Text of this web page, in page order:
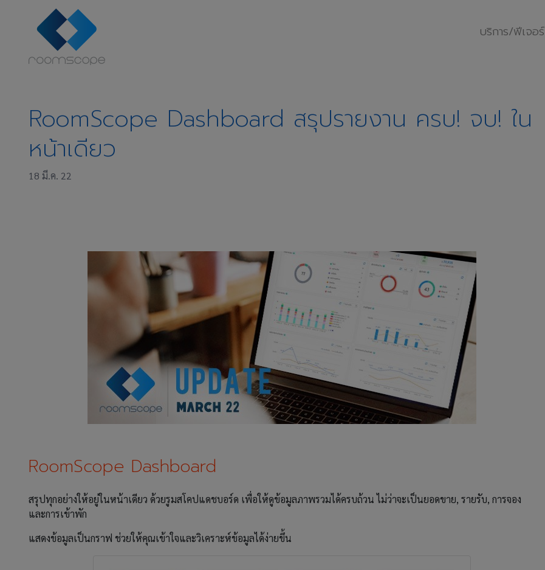
บริการ/ฟีเจอร์
RoomScope Dashboard สรุปรายงาน ครบ! จบ! ใน
หน้าเดียว
18 มี.ค. 22
RoomScope Dashboard
สรุปทุกอย่างให้อยู่ในหน้าเดียว ด้วยรูมสโคปแดชบอร์ด เพื่อให้ดูข้อมูลภาพรวมได้ครบถ้วน ไม่ว่าจะเป็นยอดขาย, รายรับ, การจอง
และการเข้าพัก
แสดงข้อมูลเป็นกราฟ ช่วยให้คุณเข้าใจและวิเคราะห์ข้อมูลได้ง่ายขึ้น